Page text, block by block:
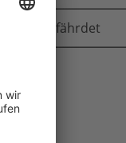
Nicht gefährdet